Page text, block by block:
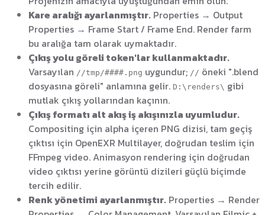
Kare aralığı ayarlanmıştır. Properties → Output
Properties → Frame Start / Frame End. Render farm
bu aralığa tam olarak uymaktadır.
Çıkış yolu göreli token'lar kullanmaktadır.
Varsayılan //tmp/####.png uygundur; // öneki ".blend
dosyasına göreli" anlamına gelir. D:\renders\ gibi
mutlak çıkış yollarından kaçının.
Çıkış formatı alt akış iş akışınızla uyumludur.
Compositing için alpha içeren PNG dizisi, tam geçiş
çıktısı için OpenEXR Multilayer, doğrudan teslim için
FFmpeg video. Animasyon rendering için doğrudan
video çıktısı yerine görüntü dizileri güçlü biçimde
tercih edilir.
Renk yönetimi ayarlanmıştır. Properties → Render